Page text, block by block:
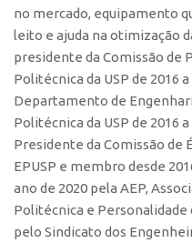
Eventos
Agenda
Premiações
Edição 2025
Edição 2021
Edição 2019
no mercado, equipamento
leito e ajuda na otimização
presidente da Comissão de
Politécnica da USP de 2016
Departamento de
Politécnica da USP de 2016
Presidente da Comissão de
EPUSP e membro desde
ano de 2020 pela AEP,
Politécnica e Personalidade
pelo Sindicato dos